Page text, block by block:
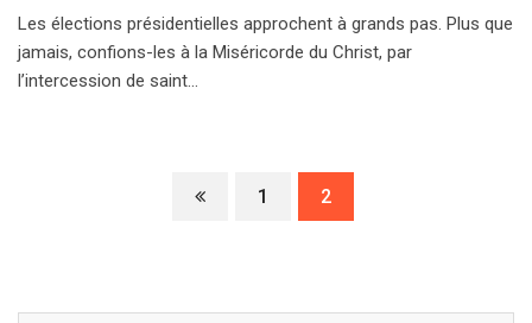
Les élections présidentielles approchent à grands pas. Plus que
jamais, confions-les à la Miséricorde du Christ, par
l’intercession de saint…
1 2